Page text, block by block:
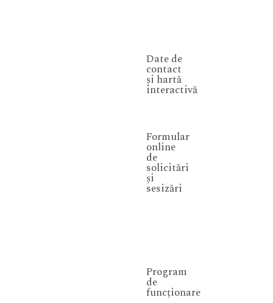
Date de
contact
și hartă
interactivă
Formular
online
de
solicitări
și
sesizări
Program
de
funcționare